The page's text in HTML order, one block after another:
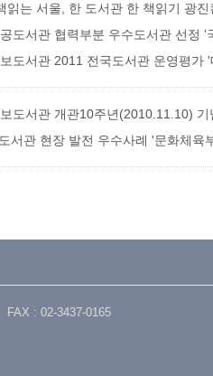
읽는 서울, 한 도서관 한 책읽기 광
도서관 협력부분 우수도서관 선정 '
도서관 2011 전국도서관 운영평가
도서관 개관10주년(2010.11.10) 기
서관 현장 발전 우수사례 '문화체육
: 02-3437-0165